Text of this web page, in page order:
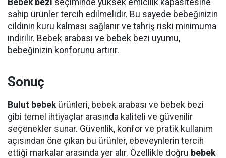
Bebek bezi seçiminde yüksek emicilik kapasitesine
sahip ürünler tercih edilmelidir. Bu sayede bebeğinizin
cildinin kuru kalması sağlanır ve tahriş riski minimuma
indirilir. Bebek arabası ve bebek bezi uyumu,
bebeğinizin konforunu artırır.
Sonuç
Bulut bebekürünleri, bebek arabası ve bebek bezi
gibi temel ihtiyaçlar arasında kaliteli ve güvenilir
seçenekler sunar. Güvenlik, konfor ve pratik kullanım
açısından öne çıkan bu ürünler, ebeveynlerin tercih
ettiği markalar arasında yer alır. Özellikle doğru bebek